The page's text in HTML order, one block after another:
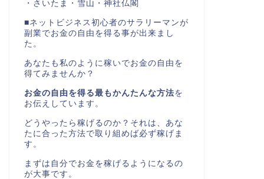
・さいたま・雪山・神社仏閣
■ネットビジネス初心者のサラリーマンが
副業でお金の自由を得る事が出来まし
た。
あなたも私のように稼いでお金の自由を
得てみませんか？
お金の自由を得る最もかんたんな方法を
お伝えしています。
どうやったら稼げるのか？それは、あな
たに合った方法で取り組めば必ず稼げま
す。
まずは自分でお金を稼げるようになるの
が大事です。